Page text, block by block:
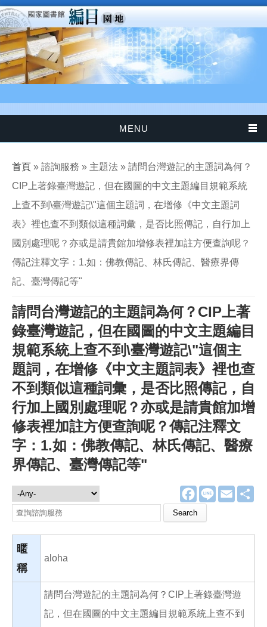
移至主內容
MENU
您在這裡
首頁 » 諮詢服務 » 主題法 » 請問台灣遊記的主題詞為何？
CIP上著錄臺灣遊記，但在國圖的中文主題編目規範系統
上查不到\臺灣遊記\"這個主題詞，在增修《中文主題詞
表》裡也查不到類似這種詞彙，是否比照傳記，自行加上
國別處理呢？亦或是請貴館加增修表裡加註方便查詢呢？
傳記注釋文字：1.如：佛教傳記、林氏傳記、醫療界傳
記、臺灣傳記等"
請問台灣遊記的主題詞為何？CIP上著
錄臺灣遊記，但在國圖的中文主題編目
規範系統上查不到\臺灣遊記\"這個主
題詞，在增修《中文主題詞表》裡也查
不到類似這種詞彙，是否比照傳記，自
行加上國別處理呢？亦或是請貴館加增
修表裡加註方便查詢呢？傳記注釋文
字：1.如：佛教傳記、林氏傳記、醫療
界傳記、臺灣傳記等"
F
a
e
o
L
E
m
諮詢服務
Search this site
暱
稱
aloha
請問台灣遊記的主題詞為何？CIP上著錄臺灣遊
記，但在國圖的中文主題編目規範系統上查不到